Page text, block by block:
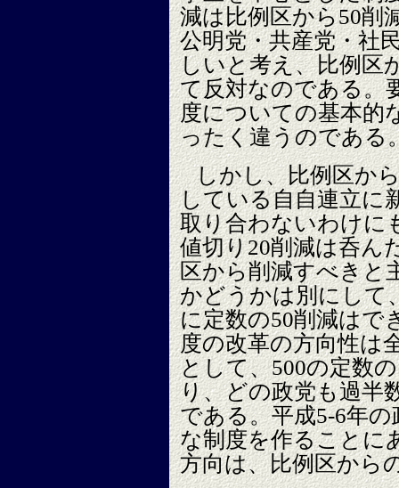
減は比例区から50削
公明党・共産党・社
しいと考え、比例区
て反対なのである。
度についての基本的
ったく違うのである
しかし、比例区か
している自自連立に
取り合わないわけに
値切り20削減は呑ん
区から削減すべきと
かどうかは別にして
に定数の50削減はで
度の改革の方向性は
として、500の定数
り、どの政党も過半
である。平成5‐6年
な制度を作ることに
方向は、比例区から